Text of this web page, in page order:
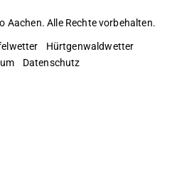
Aachen. Alle Rechte vorbehalten.
Hürtgenwaldwetter
Datenschutz